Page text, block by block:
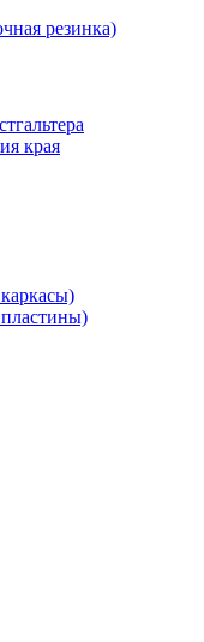
резинка)
края